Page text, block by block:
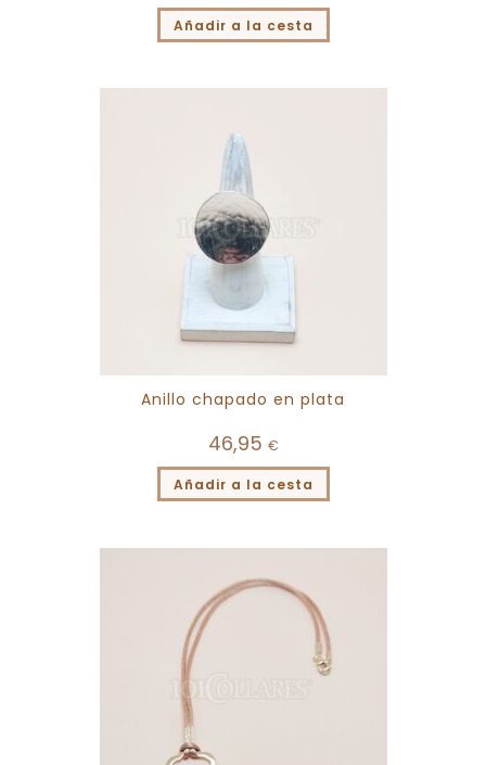
Añadir a la cesta
Anillo chapado en plata
46,95 €
Añadir a la cesta